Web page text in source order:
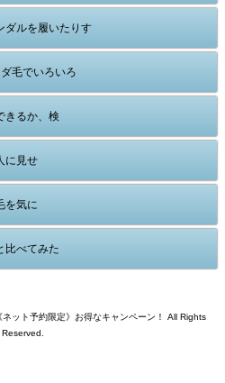
ダルを履いたりす
毛でいろいろ
きるか、検
に見せ
を気に
比べてみた
ット予約限定》お得なキャンペーン！ All Rights
Reserved.